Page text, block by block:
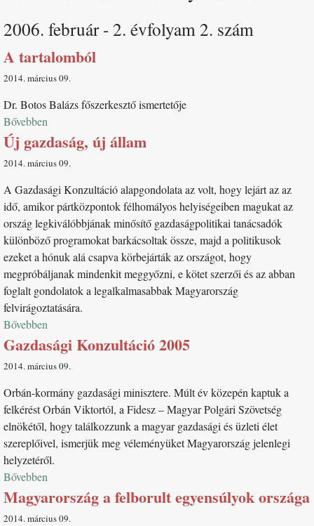
2006. február - 2. évfolyam 2. szám
A tartalomból
2014. március 09
Dr. Botos Balázs főszerkesztő ismertetője
Bővebben
Új gazdaság, új állam
2014. március 09
A Gazdasági Konzultáció alapgondolata az volt, hogy lejárt az az
idő, amikor pártközpontok félhomályos helyiségeiben magukat az
ország legkiválóbbjának minősítő gazdaságpolitikai tanácsadók
különböző programokat barkácsoltak össze, majd a politikusok
ezeket a hónuk alá csapva körbejárták az országot, hogy
megpróbáljanak mindenkit meggyőzni, e kötet szerzői és az abban
foglalt gondolatok a legalkalmasabbak Magyarország
felvirágoztatására.
Bővebben
Gazdasági Konzultáció 2005
2014. március 09
Orbán-kormány gazdasági minisztere. Múlt év közepén kaptuk a
felkérést Orbán Viktortól, a Fidesz – Magyar Polgári Szövetség
elnökétől, hogy találkozzunk a magyar gazdasági és üzleti élet
szereplőivel, ismerjük meg véleményüket Magyarország jelenlegi
helyzetéről.
Bővebben
Magyarország a felborult egyensúlyok országa
2014. március 09